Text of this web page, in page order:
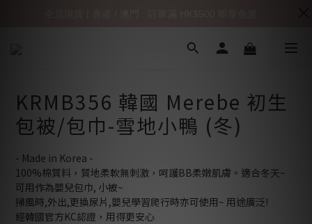
KRMB356 韓國 Merebe 初生
包被/包巾-雪地小鴨 (冬)
- Made in Korea -
100%棉質料，質地柔軟無刺激，呵護BB柔嫩肌膚。適合冬天~
可用作為嬰兒包巾, 小被~
掃風時,外出,更換尿片,嬰兒學習爬行時亦可使用~ 用途廣泛!
經韓國官方KC認證，用得更安心